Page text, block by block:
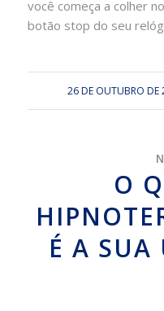
você começa a colher
botão stop do seu
26 DE OUTUBRO DE
O
É A SUA